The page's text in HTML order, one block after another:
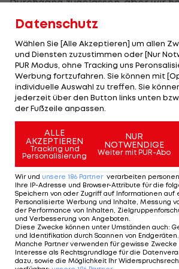
Durchgang zugelassen, aber wir
wenn ich richtig gezählt habe, 112
Halbzeit."
Dafür war die zweite Halbzeit um
"Das konnten wir aber
haben uns dann auch mit drei
Chancen auf mehr!"
Allerdings gab es aus
einen Wermutstropfen, denn
Axel Witsel musste verletzt vom
Verletzung angesprochen sagt
jetzt noch keine Diagnose, aber
dass er die Achillessehne gespürt
wir bekommen bald Auskunft
Datenschutz
Wählen Sie [Alle Akzeptieren] um allen
und Diensten zuzustimmen oder [Nur
PUR Modus, ohne Tracking uns
Werbung fortzufahren. Sie können mit
individuelle Auswahl zu treffen. Sie
jederzeit über den Button links unten
der Fußzeile anpassen.
ALLE
AKZEPTIEREN
Tracking und
Personalisierung
NUR
NOTWENDIGE
Weiter mit PUR-Abo
Wir und unsere 186 Partner verarbeiten
Ihre IP-Adresse und Browser-Attribute für die
Speichern von oder Zugriff auf Informationen auf
Personalisierte Werbung und Inhalte, Messung
der Performance von Inhalten,
und Verbesserung von Angeboten.
Diese Zwecke können unter Umständen auch:
und Identifikation durch Scannen von Endgeräten.
Manche Partner verwenden für gewisse
Interesse als Rechtsgrundlage für die
dazu, sowie die Möglichkeit Ihr